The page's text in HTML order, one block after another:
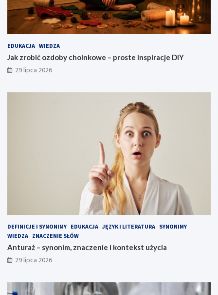
EDUKACJA WIEDZA
Jak zrobić ozdoby choinkowe – proste inspiracje DIY
29 lipca 2026
DEFINICJE I SYNONIMY EDUKACJA JĘZYK I LITERATURA SYNONIMY
WIEDZA ZNACZENIE SŁÓW
Anturaż – synonim, znaczenie i kontekst użycia
29 lipca 2026